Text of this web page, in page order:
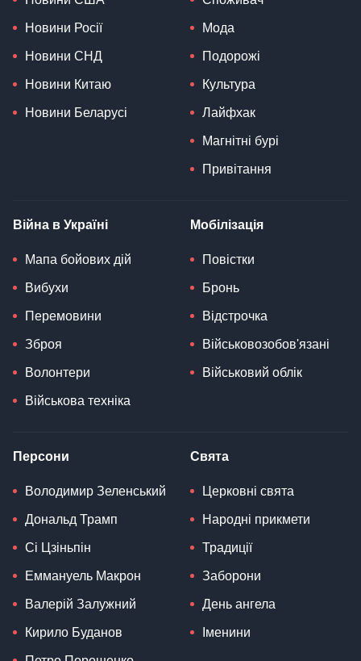
Новини Росії
Новини СНД
Новини Китаю
Новини Беларусі
Мода
Подорожі
Культура
Лайфхак
Магнітні бурі
Привітання
Війна в Україні
Мапа бойових дій
Вибухи
Перемовини
Зброя
Волонтери
Військова техніка
Мобілізація
Повістки
Бронь
Відстрочка
Військовозобов'язані
Військовий облік
Персони
Володимир Зеленський
Дональд Трамп
Сі Цзіньпін
Еммануель Макрон
Валерій Залужний
Кирило Буданов
Свята
Церковні свята
Народні прикмети
Традиції
Заборони
День ангела
Іменини